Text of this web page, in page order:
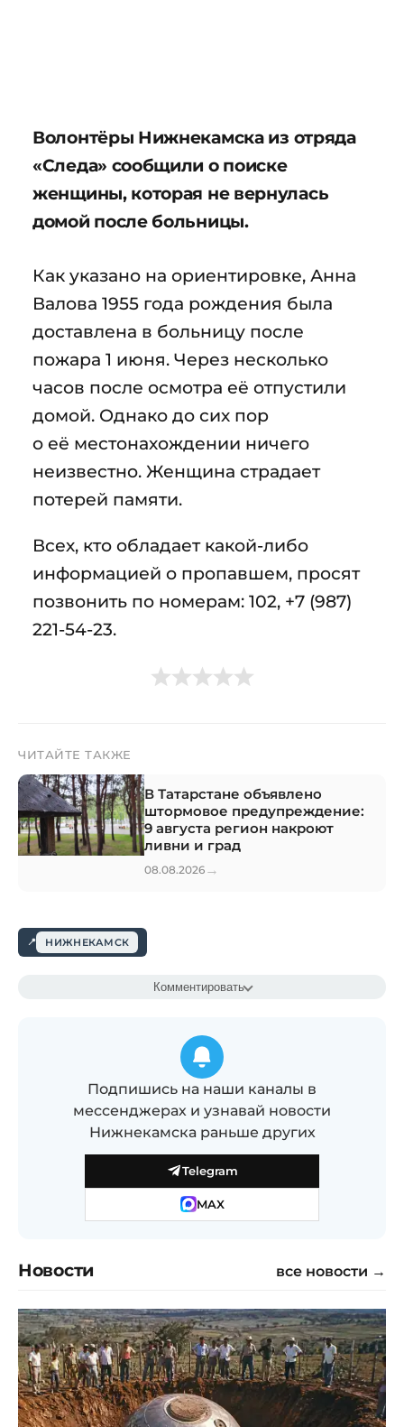
Волонтёры Нижнекамска из отряда
«Следа» сообщили о поиске
женщины, которая не вернулась
домой после больницы.
Как указано на ориентировке, Анна
Валова 1955 года рождения была
доставлена в больницу после
пожара 1 июня. Через несколько
часов после осмотра её отпустили
домой. Однако до сих пор
о её местонахождении ничего
неизвестно. Женщина страдает
потерей памяти.
Всех, кто обладает какой-либо
информацией о пропавшем, просят
позвонить по номерам: 102, +7 (987)
221-54-23.
ЧИТАЙТЕ ТАКЖЕ
В Татарстане объявлено
штормовое предупреждение:
9 августа регион накроют
ливни и град
08.08.2026 →
НИЖНЕКАМСК
Комментировать
Подпишись на наши каналы в
мессенджерах и узнавай новости
Нижнекамска раньше других
Telegram
MAX
Новости все новости →